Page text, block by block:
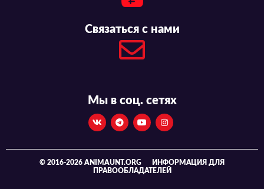
Связаться с нами
Мы в соц. сетях
© 2016-2026 ANIMAUNT.ORG
ИНФОРМАЦИЯ ДЛЯ
ПРАВООБЛАДАТЕЛЕЙ